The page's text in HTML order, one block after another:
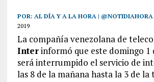
POR: AL DÍA Y A LA HORA | @NOTIDIAHORA
2019
La compañía venezolana de
Interinformó que este domingo 1
será interrumpido el servicio de
las 8 de la mañana hasta la 3 de la